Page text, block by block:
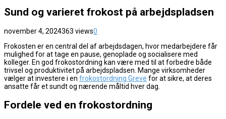
Sund og varieret frokost på arbejdspladsen
november 4, 2024363 views0
Frokosten er en central del af arbejdsdagen, hvor medarbejdere får
mulighed for at tage en pause, genoplade og socialisere med
kolleger. En god frokostordning kan være med til at forbedre både
trivsel og produktivitet på arbejdspladsen. Mange virksomheder
vælger at investere i en frokostordning Greve for at sikre, at deres
ansatte får et sundt og nærende måltid hver dag.
Fordele ved en frokostordning